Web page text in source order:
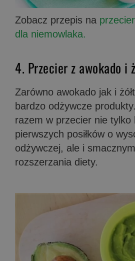
Zobacz przepis na
dla niemowlaka.
4. Przecier z awokado i
Zarówno awokado jak i
bardzo odżywcze
razem w przecier nie tylko
pierwszych posiłków o
odżywczej, ale i
rozszerzania diety.